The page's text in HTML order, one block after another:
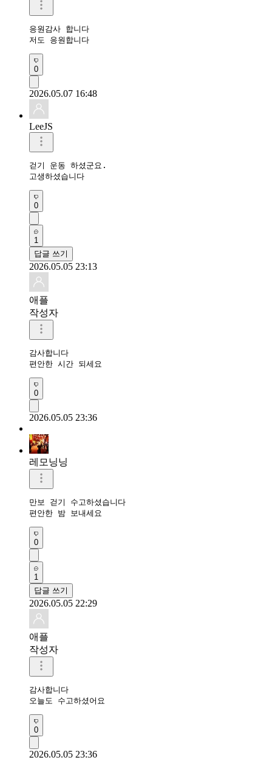
응원감사 합니다
저도 응원합니다
0
2026.05.07 16:48
LeeJS
걷기 운동 하셨군요.
고생하셨습니다
0
1
답글 쓰기
2026.05.05 23:13
애플
작성자
감사합니다
편안한 시간 되세요
0
2026.05.05 23:36
레모닝닝
만보 걷기 수고하셨습니다
편안한 밤 보내세요
0
1
답글 쓰기
2026.05.05 22:29
애플
작성자
감사합니다
오늘도 수고하셨어요
0
2026.05.05 23:36